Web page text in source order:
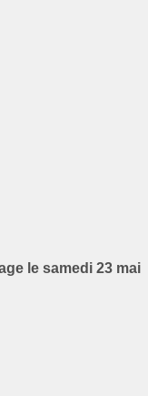
le samedi 23 mai